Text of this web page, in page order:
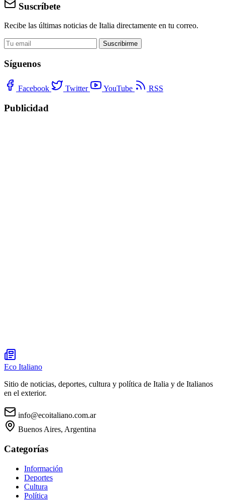
Suscríbete
Recibe las últimas noticias de Italia directamente en tu correo.
Suscribirme
Síguenos
Facebook Twitter YouTube RSS
Publicidad
Eco Italiano
Sitio de noticias, deportes, cultura y política de Italia y de Italianos
en el exterior.
info@ecoitaliano.com.ar
Buenos Aires, Argentina
Categorías
Información
Deportes
Cultura
Política